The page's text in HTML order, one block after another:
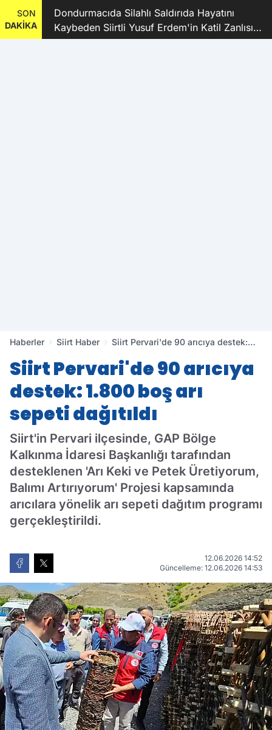
SON
DAKİKA
Dondurmacıda Silahlı Saldırıda Hayatını
Kaybeden Siirtli Yusuf Erdem'in Katil Zanlısı
ve 9 Şüpheli Tutuklandı
Haberler Siirt Haber
Siirt Pervari'de 90 arıcıya destek:
Siirt Pervari'de 90 arıcıya
destek: 1.800 boş arı
sepeti dağıtıldı
Siirt'in Pervari ilçesinde, GAP Bölge
Kalkınma İdaresi Başkanlığı tarafından
desteklenen 'Arı Keki ve Petek Üretiyorum,
Balımı Artırıyorum' Projesi kapsamında
arıcılara yönelik arı sepeti dağıtım programı
gerçekleştirildi.
12.06.2026 14:52
Güncelleme: 12.06.2026 14:53